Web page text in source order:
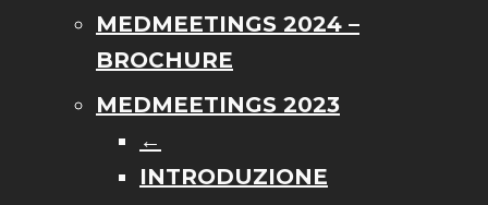
MEDMEETINGS 2024 –
BROCHURE
MEDMEETINGS 2023
←
INTRODUZIONE